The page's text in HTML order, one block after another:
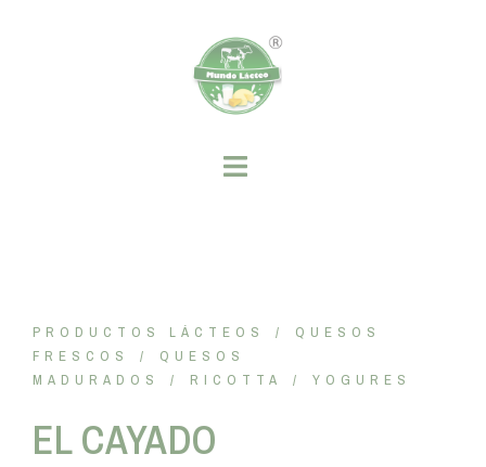
PRODUCTOS LÁCTEOS
QUESOS
FRESCOS
QUESOS
MADURADOS
RICOTTA YOGURES
EL CAYADO